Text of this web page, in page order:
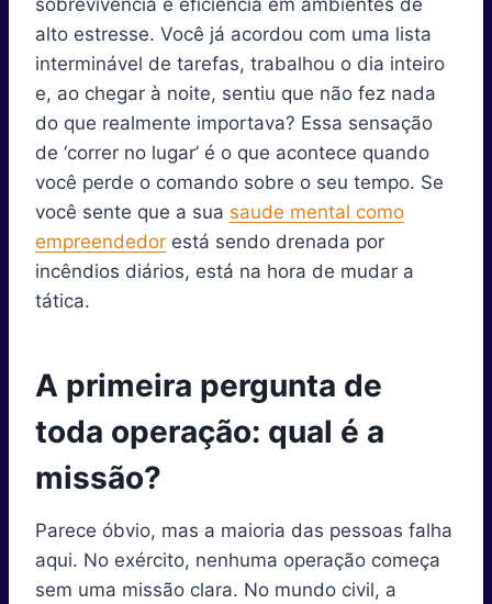
n
t
e
)
n
o
k
n
e
s
nI
n
n
p
p
m
alto estresse. Você já acordou com uma lista
interminável de tarefas, trabalhou o dia inteiro
e, ao chegar à noite, sentiu que não fez nada
do que realmente importava? Essa sensação
de ‘correr no lugar’ é o que acontece quando
você perde o comando sobre o seu tempo. Se
você sente que a sua saude mental como
empreendedor está sendo drenada por
incêndios diários, está na hora de mudar a
tática.
A primeira pergunta de
toda operação: qual é a
missão?
Parece óbvio, mas a maioria das pessoas falha
aqui. No exército, nenhuma operação começa
sem uma missão clara. No mundo civil, a